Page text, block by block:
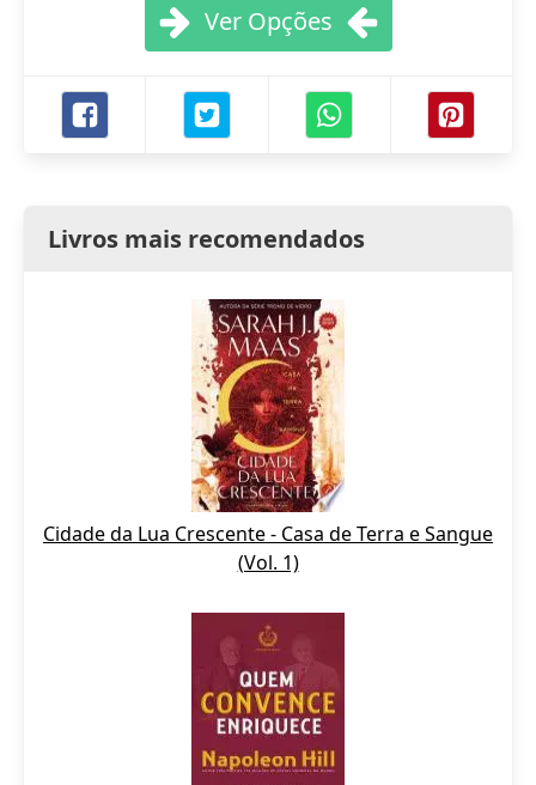
Ver Opções
Livros mais recomendados
Cidade da Lua Crescente - Casa de Terra e Sangue
(Vol. 1)